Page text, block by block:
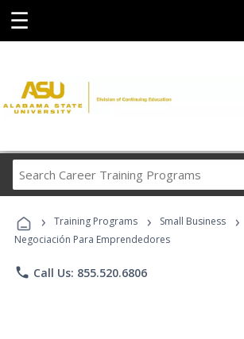
☰
Career
Programs
› Training Programs › Small Business ›
Negociación Para Emprendedores
phone Call Us: 855.520.6806